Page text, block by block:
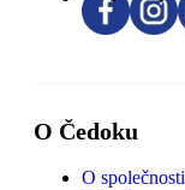
O Čedoku
O společnosti